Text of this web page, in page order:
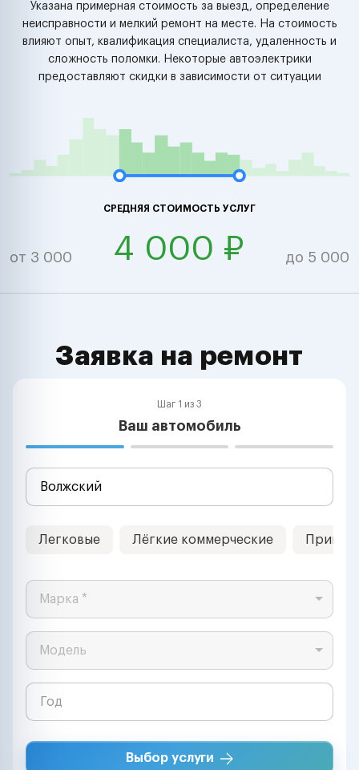
Указана примерная стоимость за выезд, определение
неисправности и мелкий ремонт на месте. На стоимость
влияют опыт, квалификация специалиста, удаленность и
сложность поломки. Некоторые автоэлектрики
предоставляют скидки в зависимости от ситуации
СРЕДНЯЯ СТОИМОСТЬ УСЛУГ
от 3 000 4 000 ₽ до 5 000
Заявка на ремонт
Шаг 1 из 3
Ваш автомобиль
Легковые Лёгкие коммерческие
Марка *
Модель
Выбор услуги